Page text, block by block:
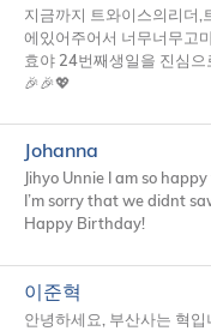
지금까지 트와이스의리더,
에있어주어서 너무너무고
효야 24번째생일을 진심
🎉🎉💖
Johanna
Jihyo Unnie I am so
I’m sorry that we didnt
Happy Birthday!
이준혁
안녕하세요, 부산사는 혁입